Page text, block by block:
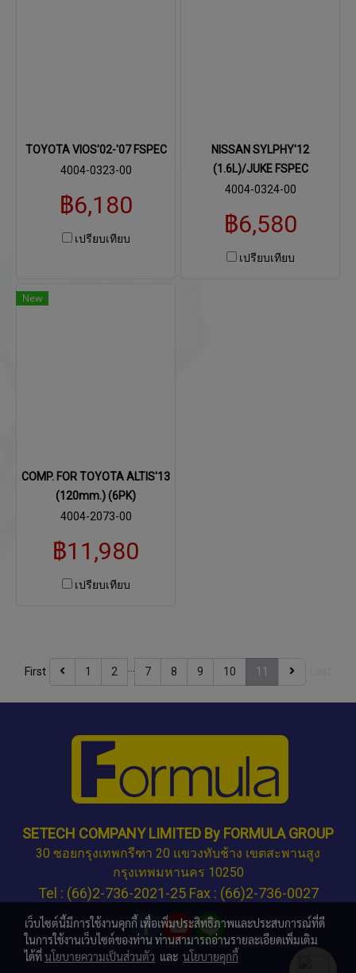
TOYOTA VIOS'02-'07 FSPEC
4004-0323-00
฿6,180
เปรียบเทียบ
NISSAN SYLPHY'12
(1.6L)/JUKE FSPEC
4004-0324-00
฿6,580
เปรียบเทียบ
New
COMP. FOR TOYOTA ALTIS'13
(120mm.) (6PK)
4004-2073-00
฿11,980
เปรียบเทียบ
First 1 2 7 8 9 10 11
SETECH COMPANY LIMITED By FORMULA GROUP
30 ซอยกรุงเทพกรีฑา 20 แขวงทับช้าง เขตสะพานสูง
กรุงเทพมหานคร 10250
Tel : (66)2-736-2021-25 Fax : (66)2-736-0027
เว็บไซต์นี้มีการใช้งานคุกกี้ เพื่อเพิ่มประสิทธิภาพและประสบการณ์ที่ดี
ในการใช้งานเว็บไซต์ของท่าน ท่านสามารถอ่านรายละเอียดเพิ่มเติม
ได้ที่ นโยบายความเป็นส่วนตัว และ นโยบายคุกกี้